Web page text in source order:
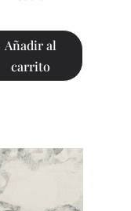
Añadir al
carrito